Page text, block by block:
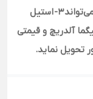
3-
استیل
آلدریچ و قیمتی
تحویل نماید.